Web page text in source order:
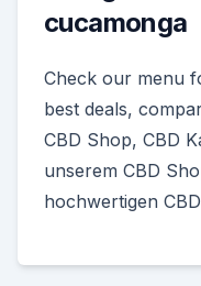
cucamonga
Check our menu
best deals,
CBD Shop, CBD
unserem CBD
hochwertigen